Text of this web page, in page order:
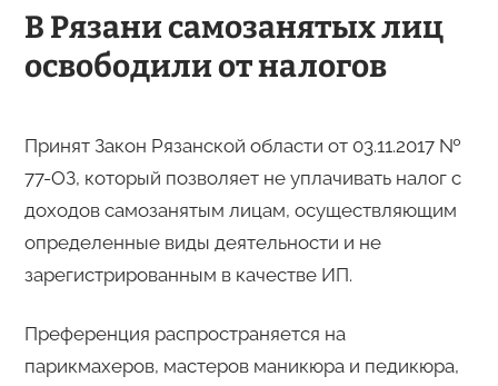
В Рязани самозанятых лиц
освободили от налогов
Принят Закон Рязанской области от 03.11.2017 №
77-ОЗ, который позволяет не уплачивать налог с
доходов самозанятым лицам, осуществляющим
определенные виды деятельности и не
зарегистрированным в качестве ИП.
Преференция распространяется на
парикмахеров, мастеров маникюра и педикюра,